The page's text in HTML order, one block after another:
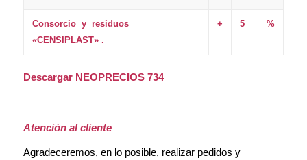
Consorcio y residuos
«CENSIPLAST» .
+ 5 %
Descargar NEOPRECIOS 734
Atención al cliente
Agradeceremos, en lo posible, realizar pedidos y